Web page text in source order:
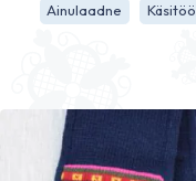
Ainulaadne Käsitöö